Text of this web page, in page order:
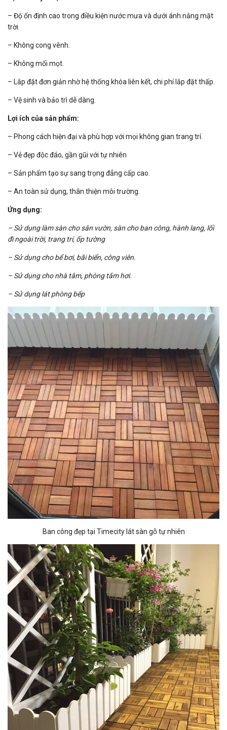
– Độ ổn định cao trong điều kiện nước mưa và dưới ánh nắng mặt
trời.
– Không cong vênh.
– Không mối mọt.
– Lắp đặt đơn giản nhờ hệ thống khóa liên kết, chi phí lắp đặt thấp.
– Vệ sinh và bảo trì dễ dàng.
Lợi ích của sản phẩm:
– Phong cách hiện đại và phù hợp với mọi không gian trang trí.
– Vẻ đẹp độc đáo, gần gũi với tự nhiên
– Sản phẩm tạo sự sang trọng đẳng cấp cao.
– An toàn sử dụng, thân thiện môi trường.
Ứng dụng:
– Sử dụng làm sàn cho sân vườn, sàn cho ban công, hành lang, lối
đi ngoài trời, trang trí, ốp tường
– Sử dụng cho bể bơi, bãi biển, công viên.
– Sử dụng cho nhà tắm, phòng tắm hơi.
– Sử dụng lát phòng bếp
Ban công đẹp tại Timecity lát sàn gỗ tự nhiên